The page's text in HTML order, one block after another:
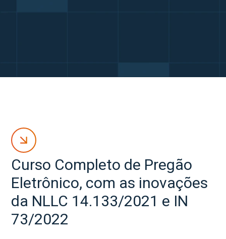
Curso Completo de Pregão
Eletrônico, com as inovações
da NLLC 14.133/2021 e IN
73/2022